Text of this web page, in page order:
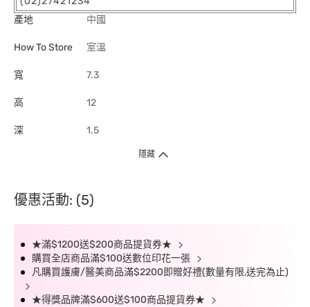
產地
中國
How To Store 室溫
寬 7.3
高 12
深 1.5
隱藏
優惠活動: (5)
★滿$1200送$200商品提貨券★
購買全店商品滿$100送數位印花一張
凡購買護膚/醫美商品滿$2200即贈好禮(數量有限,送完為止)
★得獎品牌滿$600送$100商品提貨券★